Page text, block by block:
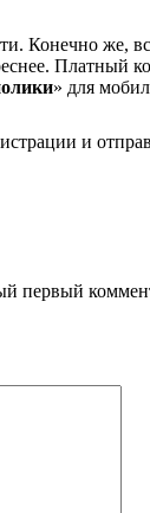
Конечно же,
Платный
» для
и
первый